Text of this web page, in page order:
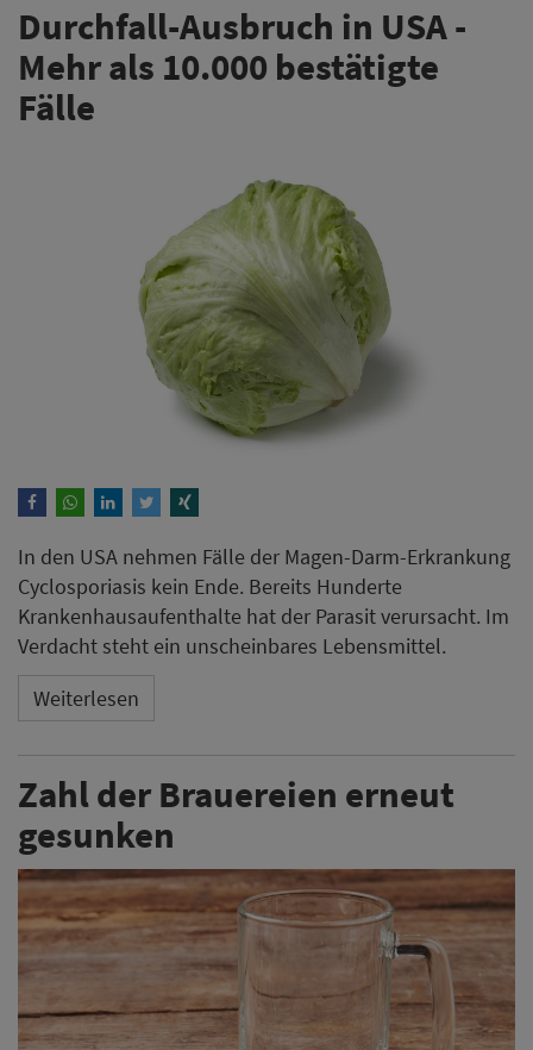
Durchfall-Ausbruch in USA -
Mehr als 10.000 bestätigte
Fälle
In den USA nehmen Fälle der Magen-Darm-Erkrankung
Cyclosporiasis kein Ende. Bereits Hunderte
Krankenhausaufenthalte hat der Parasit verursacht. Im
Verdacht steht ein unscheinbares Lebensmittel.
Weiterlesen
Zahl der Brauereien erneut
gesunken